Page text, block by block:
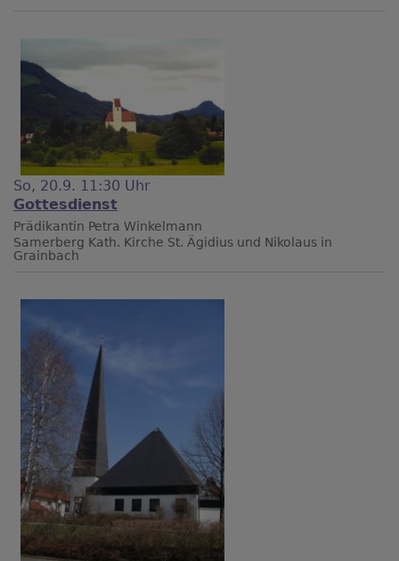
So, 20.9. 11:30 Uhr
Gottesdienst
Prädikantin Petra Winkelmann
Samerberg Kath. Kirche St. Ägidius und Nikolaus in
Grainbach